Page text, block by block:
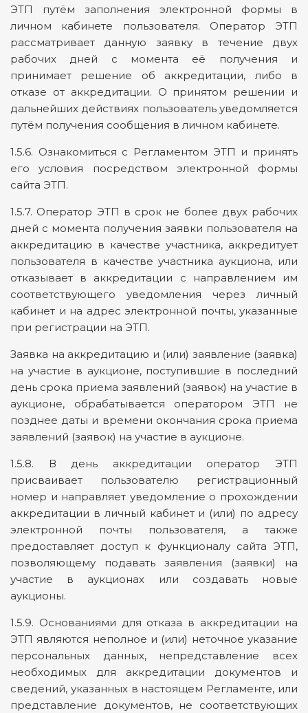
ЭТП путём заполнения электронной формы в
личном кабинете пользователя. Оператор ЭТП
рассматривает данную заявку в течение двух
рабочих дней с момента её получения и
принимает решение об аккредитации, либо в
отказе от аккредитации. О принятом решении и
дальнейших действиях пользователь уведомляется
путём получения сообщения в личном кабинете.
1.5.6. Ознакомиться с Регламентом ЭТП и принять
его условия посредством электронной формы
сайта ЭТП.
1.5.7. Оператор ЭТП в срок не более двух рабочих
дней с момента получения заявки пользователя на
аккредитацию в качестве участника, аккредитует
пользователя в качестве участника аукциона, или
отказывает в аккредитации с направлением им
соответствующего уведомления через личный
кабинет и на адрес электронной почты, указанные
при регистрации на ЭТП.
Заявка на аккредитацию и (или) заявление (заявка)
на участие в аукционе, поступившие в последний
день срока приема заявлений (заявок) на участие в
аукционе, обрабатывается оператором ЭТП не
позднее даты и времени окончания срока приема
заявлений (заявок) на участие в аукционе.
1.5.8. В день аккредитации оператор ЭТП
присваивает пользователю регистрационный
номер и направляет уведомление о прохождении
аккредитации в личный кабинет и (или) по адресу
электронной почты пользователя, а также
предоставляет доступ к функционалу сайта ЭТП,
позволяющему подавать заявления (заявки) на
участие в аукционах или создавать новые
аукционы.
1.5.9. Основаниями для отказа в аккредитации на
ЭТП являются неполное и (или) неточное указание
персональных данных, непредставление всех
необходимых для аккредитации документов и
сведений, указанных в настоящем Регламенте, или
представление документов, не соответствующих